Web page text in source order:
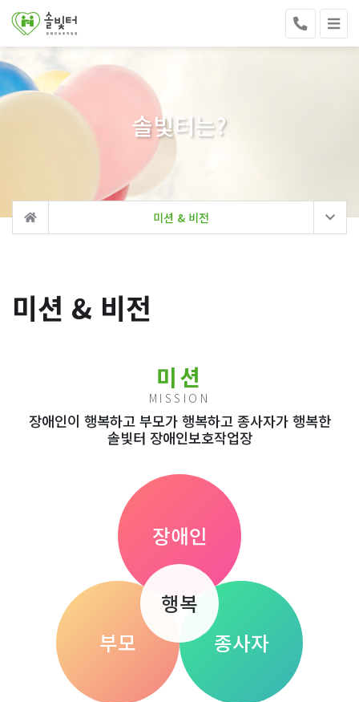
솔빛터는?
미션 & 비전
미션 & 비전
미션
MISSION
장애인이 행복하고 부모가 행복하고 종사자가 행복한
솔빛터 장애인보호작업장
장애인
부모 종사자
행복